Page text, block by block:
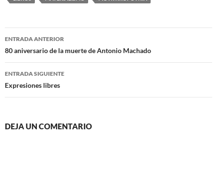
Navegación
de
entradas
ENTRADA ANTERIOR
80 aniversario de la muerte de Antonio Machado
ENTRADA SIGUIENTE
Expresiones libres
DEJA UN COMENTARIO